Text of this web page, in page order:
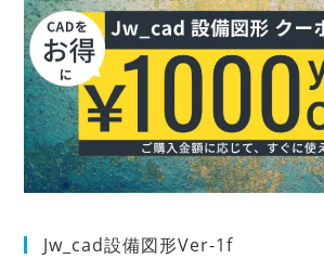
Jw_cad設備図形Ver-1f